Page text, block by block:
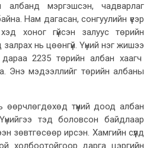
албанд мэргэшсэн, чадварлаг
Нам дагасан, сонгуулийн үеэр
хоног гүйсэн залуус төрийн
нь цөөнгүй. Үүний нэг жишээ
2235 төрийн албан хаагч
Энэ мэдээллийг төрийн албаны
түүний доод албан
тэд боловсон байдлаар
зөвтгөсөөр ирсэн. Хамгийн сүүлд